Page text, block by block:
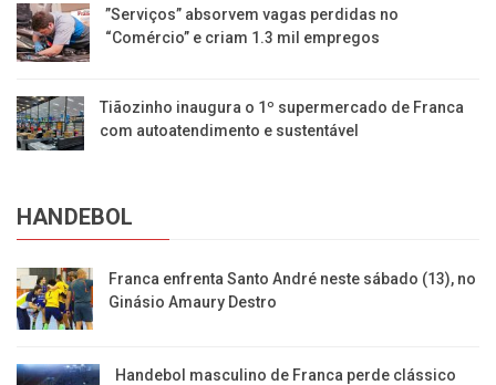
​”Serviços” absorvem vagas perdidas no
“Comércio” e criam 1.3 mil empregos
Tiãozinho inaugura o 1º supermercado de Franca
com autoatendimento e sustentável
HANDEBOL
Franca enfrenta Santo André neste sábado (13), no
Ginásio Amaury Destro
Handebol masculino de Franca perde clássico